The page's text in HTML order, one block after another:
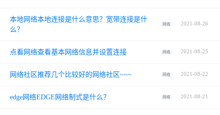
本地网络本地连接是什么意思？宽带连接是什
么？
网络 2021-08-26
点看网络查看基本网络信息并设置连接 网络 2021-08-25
网络社区推荐几个比较好的网络社区~~~ 网络 2021-08-22
edge网络EDGE网络制式是什么？ 网络 2021-08-21